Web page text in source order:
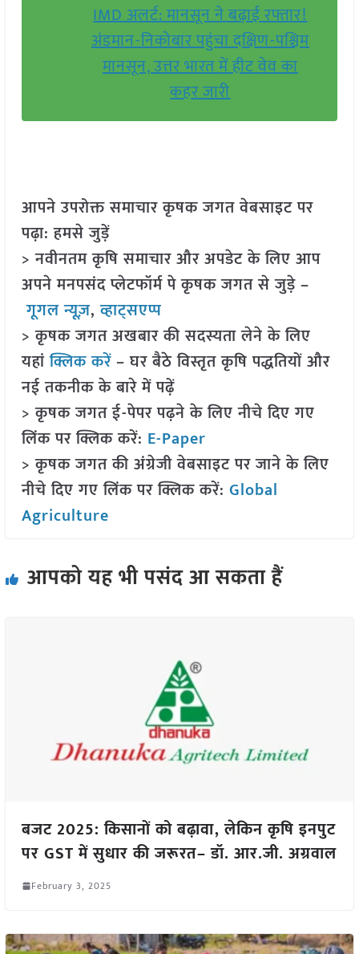
IMD अलर्ट: मानसून ने बढ़ाई रफ्तार!
अंडमान-निकोबार पहुंचा दक्षिण-पश्चिम
मानसून, उत्तर भारत में हीट वेव का
कहर जारी
आपने उपरोक्त समाचार कृषक जगत वेबसाइट पर
पढ़ा: हमसे जुड़ें
> नवीनतम कृषि समाचार और अपडेट के लिए आप
अपने मनपसंद प्लेटफॉर्म पे कृषक जगत से जुड़े –
गूगल न्यूज़,व्हाट्सएप्प
> कृषक जगत अखबार की सदस्यता लेने के लिए
यहांक्लिक करें– घर बैठे विस्तृत कृषि पद्धतियों और
नई तकनीक के बारे में पढ़ें
> कृषक जगत ई-पेपर पढ़ने के लिए नीचे दिए गए
लिंक पर क्लिक करें: E-Paper
> कृषक जगत की अंग्रेजी वेबसाइट पर जाने के लिए
नीचे दिए गए लिंक पर क्लिक करें: Global
Agriculture
आपको यह भी पसंद आ सकता हैं
बजट 2025: किसानों को बढ़ावा, लेकिन कृषि इनपुट
पर GST में सुधार की जरूरत– डॉ. आर.जी. अग्रवाल
February 3, 2025